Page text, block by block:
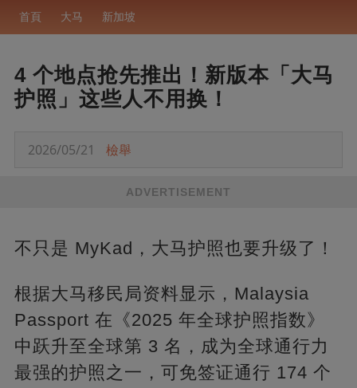
首頁 大马 新加坡
4 个地点抢先推出！新版本「大马
护照」这些人不用换！
2026/05/21 檢舉
ADVERTISEMENT
不只是 MyKad，大马护照也要升级了！
根据大马移民局资料显示，Malaysia
Passport 在《2025 年全球护照指数》
中跃升至全球第 3 名，成为全球通行力
最强的护照之一，可免签证通行 174 个